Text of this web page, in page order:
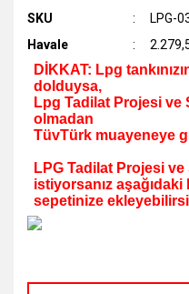
SKU
LPG-
Havale
DİKKAT: Lpg
dolduysa,
Lpg Tadilat Projesi ve
olmadan
TüvTürk muayeneye
LPG Tadilat Projesi ve
istiyorsanız aşağıdaki
sepetinize